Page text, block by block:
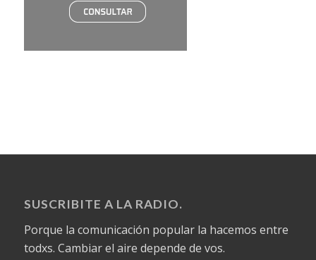
SUSCRIBITE A LA RADIO.
Porque la comunicación popular la hacemos entre
todxs. Cambiar el aire depende de vos.